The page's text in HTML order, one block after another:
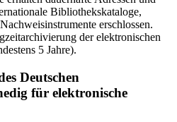
Bibliothekskataloge,
erschlossen.
der elektronischen
5 Jahre).
Deutschen
für elektronische